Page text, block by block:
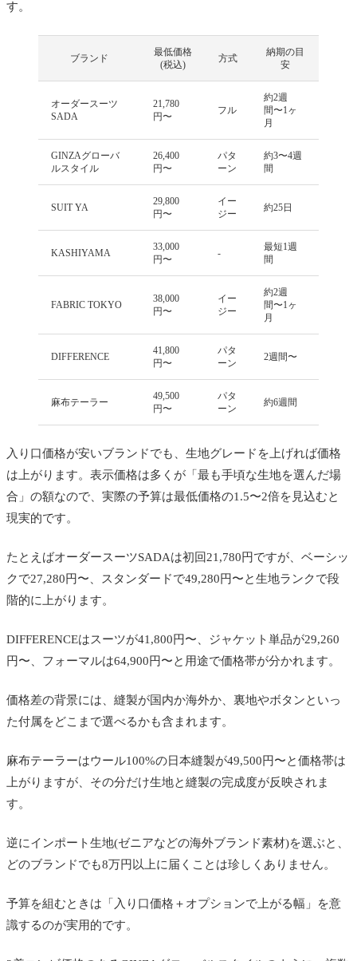
す。
ブランド
最低価格
(税込)
方式
納期の目
安
オーダースーツ
SADA
21,780
円〜
フル
約2週
間〜1ヶ
月
GINZAグローバ
ルスタイル
26,400
円〜
パタ
ーン
約3〜4週
間
SUIT YA
29,800
円〜
イー
ジー
約25日
KASHIYAMA
33,000
円〜
-
最短1週
間
FABRIC TOKYO
38,000
円〜
イー
ジー
約2週
間〜1ヶ
月
DIFFERENCE
41,800
円〜
パタ
ーン
2週間〜
麻布テーラー
49,500
円〜
パタ
ーン
約6週間
入り口価格が安いブランドでも、生地グレードを上げれば価格
は上がります。表示価格は多くが「最も手頃な生地を選んだ場
合」の額なので、実際の予算は最低価格の1.5〜2倍を見込むと
現実的です。
たとえばオーダースーツSADAは初回21,780円ですが、ベーシッ
クで27,280円〜、スタンダードで49,280円〜と生地ランクで段
階的に上がります。
DIFFERENCEはスーツが41,800円〜、ジャケット単品が29,260
円〜、フォーマルは64,900円〜と用途で価格帯が分かれます。
価格差の背景には、縫製が国内か海外か、裏地やボタンといっ
た付属をどこまで選べるかも含まれます。
麻布テーラーはウール100%の日本縫製が49,500円〜と価格帯は
上がりますが、その分だけ生地と縫製の完成度が反映されま
す。
逆にインポート生地(ゼニアなどの海外ブランド素材)を選ぶと、
どのブランドでも8万円以上に届くことは珍しくありません。
予算を組むときは「入り口価格＋オプションで上がる幅」を意
識するのが実用的です。